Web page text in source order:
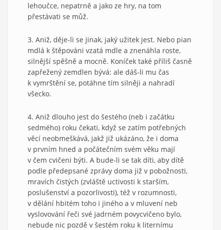
lehoučce, nepatrně a jako ze hry, na tom
přestávati se můž.
3. Aniž, děje-li se jinak, jaký užitek jest. Nebo pian
mdlá k štěpováni vzatá mdle a znenáhla roste,
silnější spěšně a mocně. Koníček také příliš časně
zapřežený zemdlen bývá: ale dáš-li mu čas
k vymrštění se, potáhne tím silněji a nahradí
všecko.
4. Aniž dlouho jest do šestého (neb i začátku
sedmého) roku čekati, když se zatím potřebných
věcí neobmeškává, jakž již ukázáno, že i doma
v prvním hned a počátečním svém věku mají
v čem cvičeni býti. A bude-li se tak díti, aby dítě
podle předepsané zprávy doma již v pobožnosti,
mravích čistých (zvláště uctivosti k starším,
poslušenství a pozorlivosti), též v rozumnosti,
v dělání hbitém toho i jiného a v mluvení neb
vyslovování řeči své jadrném povycvičeno bylo,
nebude nic pozdě v šestém roku k liternímu